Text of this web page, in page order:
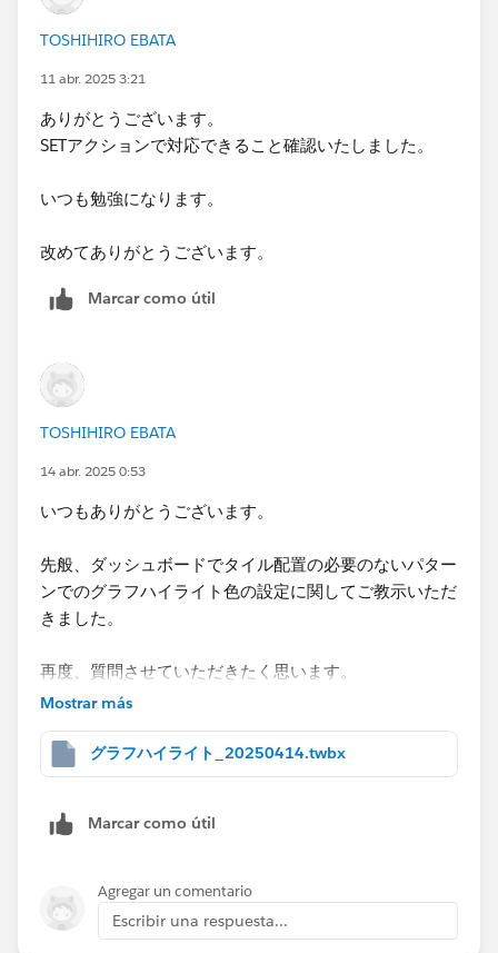
TOSHIHIRO EBATA
11 abr. 2025 3:21
ありがとうございます。
SETアクションで対応できること確認いたしました。
いつも勉強になります。
改めてありがとうございます。
Marcar como útil
TOSHIHIRO EBATA
14 abr. 2025 0:53
いつもありがとうございます。
先般、ダッシュボードでタイル配置の必要のないパター
ンでのグラフハイライト色の設定に関してご教示いただ
きました。
再度、質問させていただきたく思います。
Mostrar más
グラフハイライト_20250414.twbx
Marcar como útil
Agregar un comentario
Escribir una respuesta...